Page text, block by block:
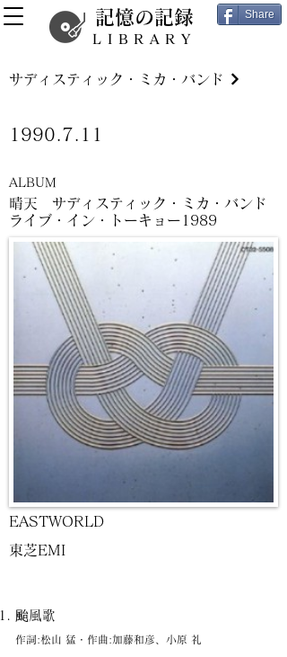
記憶の記録
LIBRARY
Share
晴天 サディスティック・ミカ・バンド
ライブ・イン・トーキョー1989
颱風歌
作詞:松山 猛・作曲:加藤和彦、小原 礼
サディスティック・ミカ・バンド
1990.7.11
ALBUM
EASTWORLD
東芝EMI